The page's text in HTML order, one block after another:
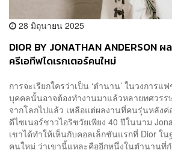
28 มิถุนายน 2025
DIOR BY JONATHAN ANDERSON
ครีเอทีฟไดเรกเตอร์คนใหม่
การจะเรียกใครว่าเป็น ‘ตำนาน’ ในวงการ
บุคคลนั้นอาจต้องทำงานมาแล้วหลายทศวรร
จากโลกไปแล้ว เหลือแต่ผลงานที่คนรุ่นหลังค่
ดีไซเนอร์ชาวไอริชวัยเพียง 40 ปีในนาม
เขาได้ทำให้เห็นกับคอลเล็กชันแรกที่ Dior ใน
คนใหม่ ว่าเขานี้แหละคืออีกหนึ่งในตำนานที่ก